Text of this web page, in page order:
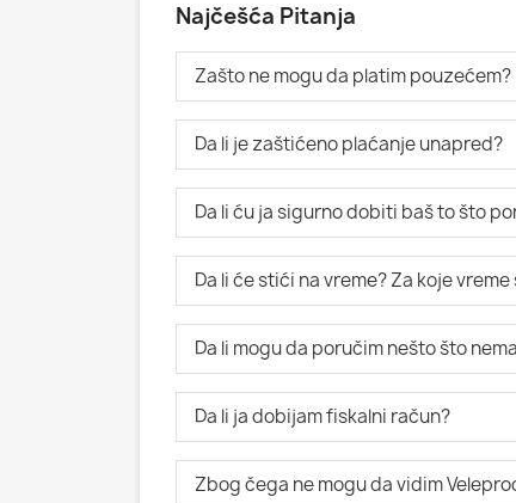
Najčešća Pitanja
Zašto ne mogu da platim pouzećem?
Da li je zaštićeno plaćanje unapred?
Da li ću ja sigurno dobiti baš to što
Da li će stići na vreme? Za koje
Da li mogu da poručim nešto što
Da li ja dobijam fiskalni račun?
Zbog čega ne mogu da vidim